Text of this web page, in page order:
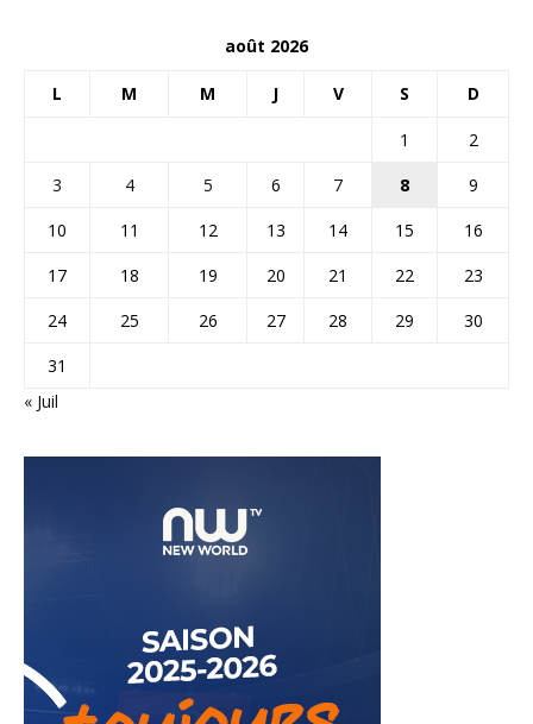
août 2026
L M M J V S D
1
2
3
4 5 6 7 8
9
10
11 12 13 14 15
16
17
18 19 20 21 22
23
24
25 26 27 28 29
30
31
« Juil